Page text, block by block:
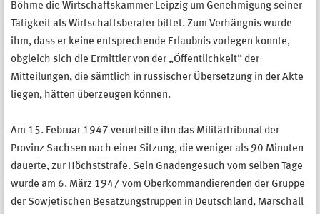
Böhme die Wirtschaftskammer Leipzig um Genehmigung seiner
Tätigkeit als Wirtschaftsberater bittet. Zum Verhängnis wurde
ihm, dass er keine entsprechende Erlaubnis vorlegen konnte,
obgleich sich die Ermittler von der „Öffentlichkeit“ der
Mitteilungen, die sämtlich in russischer Übersetzung in der Akte
liegen, hätten überzeugen können.
Am 15. Februar 1947 verurteilte ihn das Militärtribunal der
Provinz Sachsen nach einer Sitzung, die weniger als 90 Minuten
dauerte, zur Höchststrafe. Sein Gnadengesuch vom selben Tage
wurde am 6. März 1947 vom Oberkommandierenden der Gruppe
der Sowjetischen Besatzungstruppen in Deutschland, Marschall